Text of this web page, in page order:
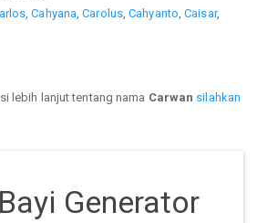
,Cahyana ,Carolus,Cahyanto ,Caisar,
lebih lanjut tentang nama Carwan silahkan
Generator